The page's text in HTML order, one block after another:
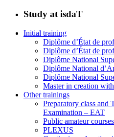
Study at isdaT
Initial training
Diplôme d’État de
Diplôme d’État de
Diplôme National
Diplôme National
Diplôme National
Master in creation
Other trainings
Preparatory class and
Examination – EAT
Public amateur courses
PLEXUS